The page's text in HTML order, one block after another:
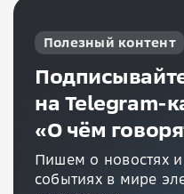
Полезный контент
на Telegram-
«О чём
Пишем о новостях
событиях в мире